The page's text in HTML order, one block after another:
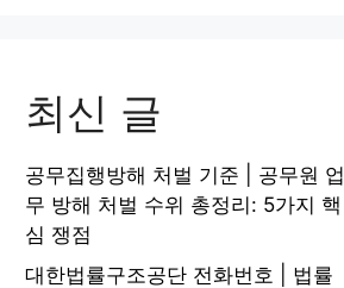
최신 글
공무집행방해 처벌 기준 | 공무원 업
무 방해 처벌 수위 총정리: 5가지 핵
심 쟁점
대한법률구조공단 전화번호 | 법률